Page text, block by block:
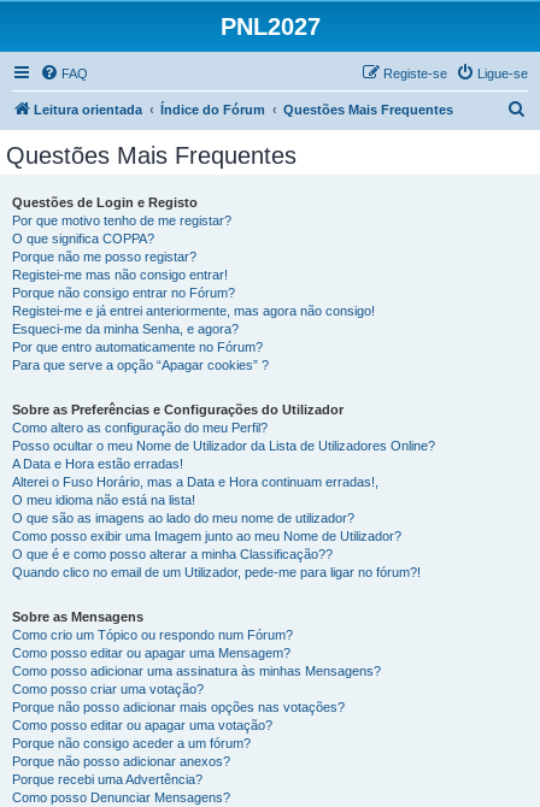
PNL2027
FAQ Ligue-se
Registe-se
Leitura orientada Índice do Fórum Questões Mais Frequentes
Questões Mais Frequentes
Questões de Login e Registo
Por que motivo tenho de me registar?
O que significa COPPA?
Porque não me posso registar?
Registei-me mas não consigo entrar!
Porque não consigo entrar no Fórum?
Registei-me e já entrei anteriormente, mas agora não consigo!
Esqueci-me da minha Senha, e agora?
Por que entro automaticamente no Fórum?
Para que serve a opção “Apagar cookies” ?
Sobre as Preferências e Configurações do Utilizador
Como altero as configuração do meu Perfil?
Posso ocultar o meu Nome de Utilizador da Lista de Utilizadores Online?
A Data e Hora estão erradas!
Alterei o Fuso Horário, mas a Data e Hora continuam erradas!,
O meu idioma não está na lista!
O que são as imagens ao lado do meu nome de utilizador?
Como posso exibir uma Imagem junto ao meu Nome de Utilizador?
O que é e como posso alterar a minha Classificação??
Quando clico no email de um Utilizador, pede-me para ligar no fórum?!
Sobre as Mensagens
Como crio um Tópico ou respondo num Fórum?
Como posso editar ou apagar uma Mensagem?
Como posso adicionar uma assinatura às minhas Mensagens?
Como posso criar uma votação?
Porque não posso adicionar mais opções nas votações?
Como posso editar ou apagar uma votação?
Porque não consigo aceder a um fórum?
Porque não posso adicionar anexos?
Porque recebi uma Advertência?
Como posso Denunciar Mensagens?